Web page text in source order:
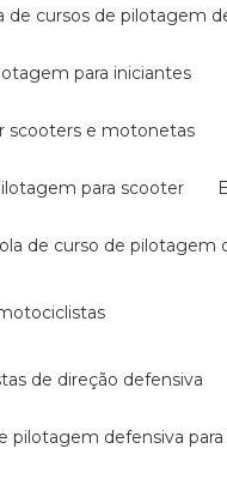
de cursos de pilotagem
para iniciantes
scooters e motonetas
para scooter
de curso de pilotagem
de direção defensiva
pilotagem defensiva